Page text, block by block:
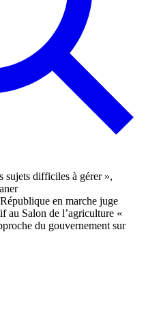
en marche juge
au Salon de l’agriculture «
du gouvernement sur